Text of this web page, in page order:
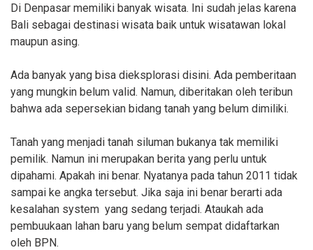
Di Denpasar memiliki banyak wisata. Ini sudah jelas karena
Bali sebagai destinasi wisata baik untuk wisatawan lokal
maupun asing.
Ada banyak yang bisa dieksplorasi disini. Ada pemberitaan
yang mungkin belum valid. Namun, diberitakan oleh teribun
bahwa ada sepersekian bidang tanah yang belum dimiliki.
Tanah yang menjadi tanah siluman bukanya tak memiliki
pemilik. Namun ini merupakan berita yang perlu untuk
dipahami. Apakah ini benar. Nyatanya pada tahun 2011 tidak
sampai ke angka tersebut. Jika saja ini benar berarti ada
kesalahan system yang sedang terjadi. Ataukah ada
pembuukaan lahan baru yang belum sempat didaftarkan
oleh BPN.